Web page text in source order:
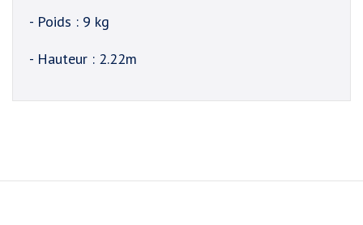
- Poids : 9 kg
- Hauteur : 2.22m